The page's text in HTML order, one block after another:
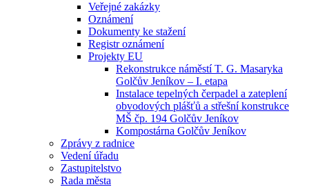
Veřejné zakázky
Oznámení
Dokumenty ke stažení
Registr oznámení
Projekty EU
Rekonstrukce náměstí T. G. Masaryka
Golčův Jeníkov – I. etapa
Instalace tepelných čerpadel a zateplení
obvodových plášťů a střešní konstrukce
MŠ čp. 194 Golčův Jeníkov
Kompostárna Golčův Jeníkov
Zprávy z radnice
Vedení úřadu
Zastupitelstvo
Rada města